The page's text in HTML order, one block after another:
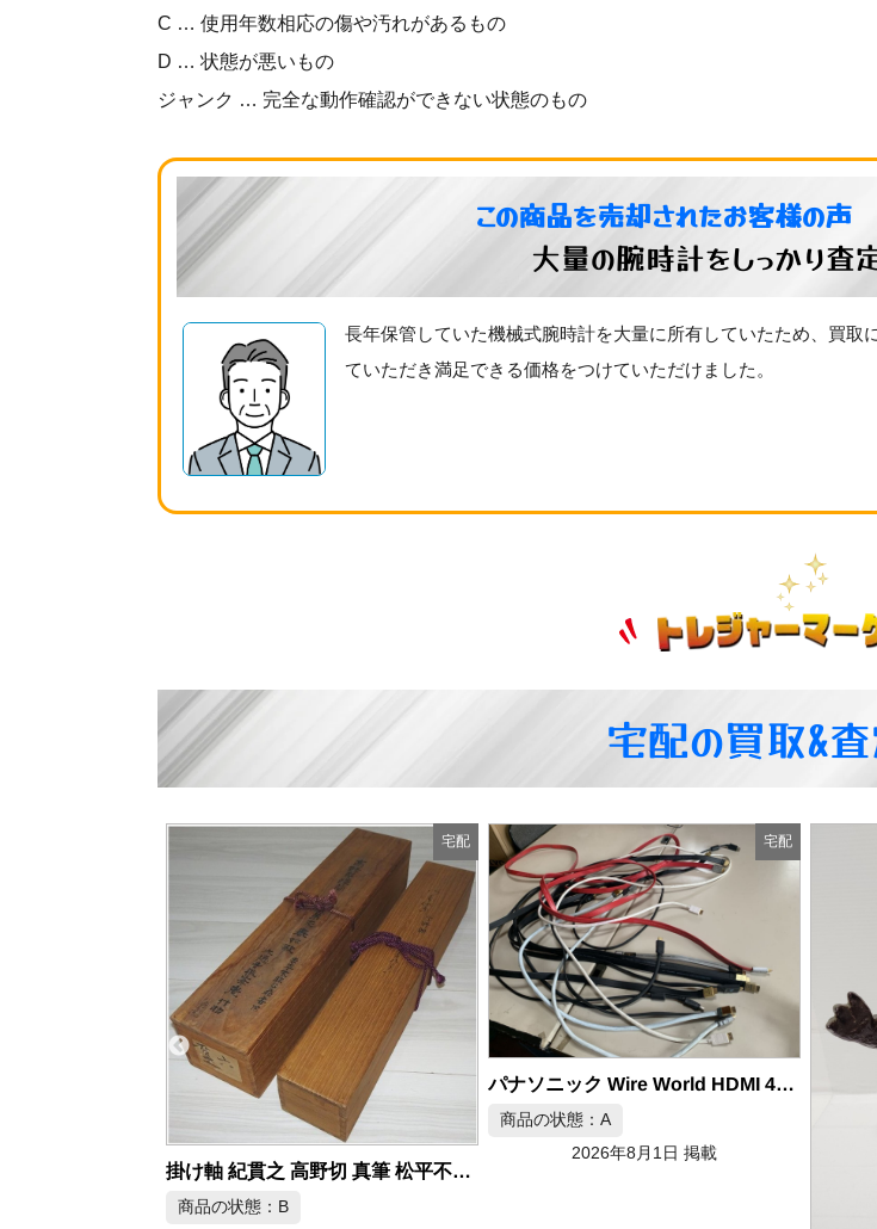
C … 使用年数相応の傷や汚れがあるもの
D … 状態が悪いもの
ジャンク … 完全な動作確認ができない状態のもの
この商品を売却されたお客様の声
大量の腕時計をしっかり査
長年保管していた機械式腕時計を大量に所有していたため、買
ていただき満足できる価格をつけていただけました。
宅配の買取&
宅配
商品の状態：A
宅配